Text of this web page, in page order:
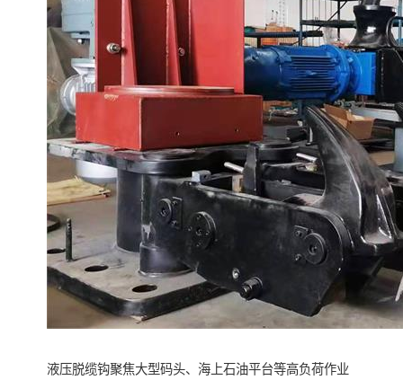
液压脱缆钩聚焦大型码头、海上石油平台等高负荷作业